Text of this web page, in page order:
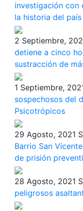
investigación con
la historia del país
2 Septiembre,
detiene a cinco
sustracción de
1 Septiembre,
sospechosos del
Psicotrópicos
29 Agosto, 2021
Barrio San
de prisión
28 Agosto, 2021
peligrosos